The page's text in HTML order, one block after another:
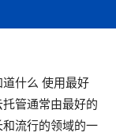
什么 使用最好
管通常由最好的
流行的领域的一